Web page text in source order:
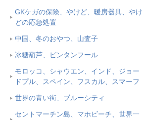
GKケガの保険、やけど、暖房器具、やけ
どの応急処置
中国、冬のおやつ、山査子
冰糖葫芦、ビンタンフール
モロッコ、シャウエン、インド、ジョー
ドプル、スペイン、フスカル、スマーフ
世界の青い街、ブルーシティ
セントマーチン島、マホビーチ、世界一